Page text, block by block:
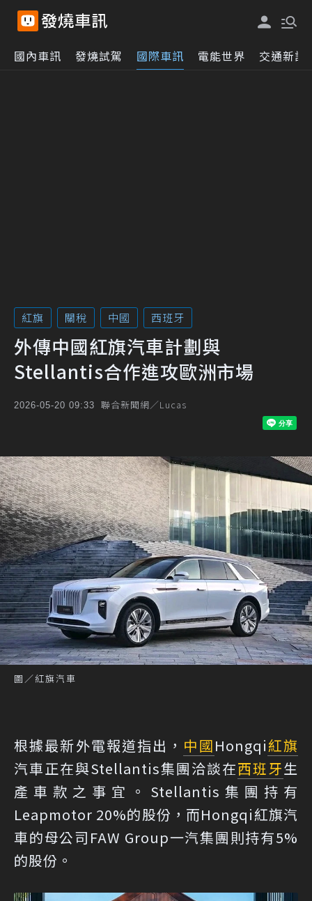
國內車訊 發燒試駕 國際車訊 電能世界 交通新訊
紅旗 關稅 中國 西班牙
外傳中國紅旗汽車計劃與
Stellantis合作進攻歐洲市場
2026-05-20 09:33 聯合新聞網／Lucas
圖／紅旗汽車
根據最新外電報道指出， 中國Hongqi紅旗
汽車正在與Stellantis集團洽談在西班牙生
產車款之事宜。Stellantis集團持有
Leapmotor 20%的股份，而Hongqi紅旗汽
車的母公司FAW Group一汽集團則持有5%
的股份。